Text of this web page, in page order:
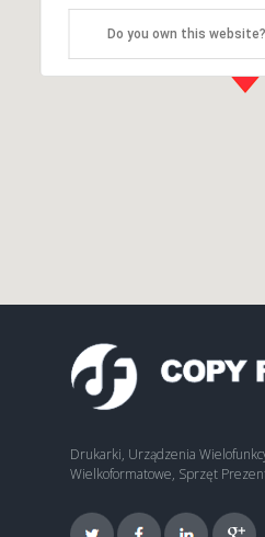
Do you own this website?
Drukarki, Urządzenia
Wielkoformatowe, Sprzęt